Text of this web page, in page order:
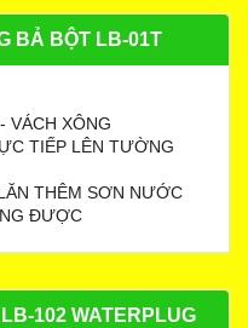
BẢ BỘT LB-01T
VÁCH XÔNG
TIẾP LÊN TƯỜNG
THÊM SƠN NƯỚC
ĐƯỢC
102 WATERPLUG